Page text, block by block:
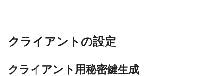
クライアントの設定
クライアント用秘密鍵生成